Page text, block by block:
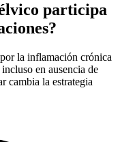
participa
la inflamación crónica
en ausencia de
cambia la estrategia